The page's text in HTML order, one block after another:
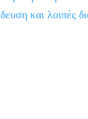
και λοιπές